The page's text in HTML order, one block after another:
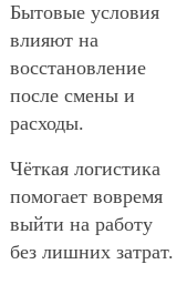
Бытовые условия
влияют на
восстановление
после смены и
расходы.
Чёткая логистика
помогает вовремя
выйти на работу
без лишних затрат.